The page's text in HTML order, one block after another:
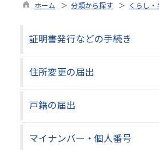
ホーム ＞ 分類から探す ＞ くらし・
証明書発行などの手続き
住所変更の届出
戸籍の届出
マイナンバー・個人番号